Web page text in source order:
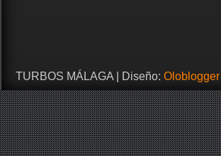
TURBOS MÁLAGA | Diseño: Oloblogger